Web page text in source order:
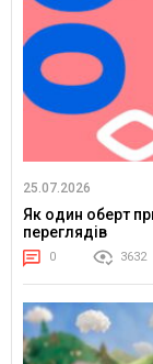
25.07.2026
Як один оберт
переглядів
0 3632